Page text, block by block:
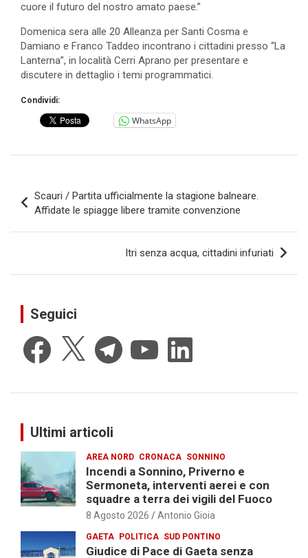
cuore il futuro del nostro amato paese.”
Domenica sera alle 20 Alleanza per Santi Cosma e
Damiano e Franco Taddeo incontrano i cittadini presso “La
Lanterna”, in località Cerri Aprano per presentare e
discutere in dettaglio i temi programmatici.
Condividi:
WhatsApp
articoli
Scauri / Partita ufficialmente la stagione balneare.
Affidate le spiagge libere tramite convenzione
Itri senza acqua, cittadini infuriati
Seguici
Facebook Telegram YouTube LinkedIn
Ultimi articoli
AREA NORD CRONACA SONNINO
Incendi a Sonnino, Priverno e
Sermoneta, interventi aerei e con
squadre a terra dei vigili del Fuoco
8 Agosto 2026 Antonio Gioia
GAETA POLITICA SUD PONTINO
Giudice di Pace di Gaeta senza